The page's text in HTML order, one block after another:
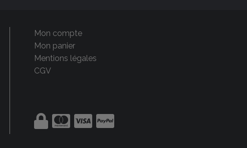
Mon compte
Mon panier
Mentions légales
CGV